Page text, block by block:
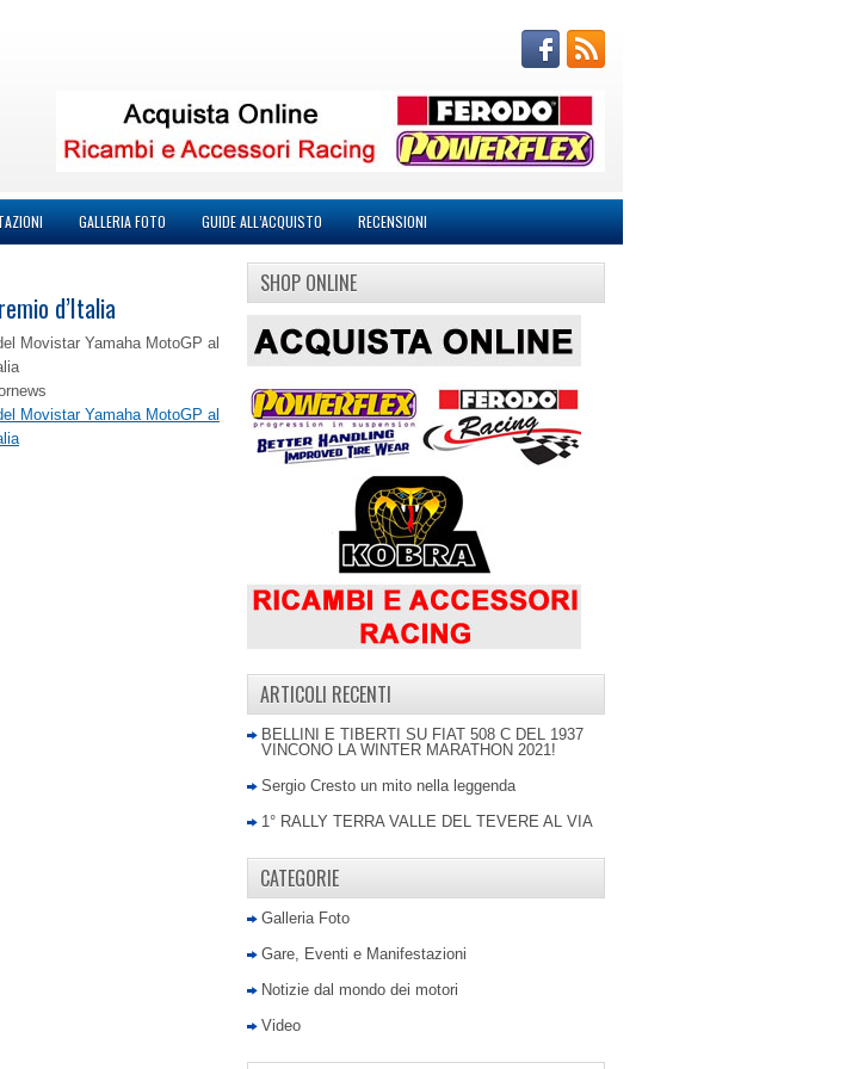
GALLERIA FOTO GUIDE ALL’ACQUISTO RECENSIONI
d’Italia
Movistar Yamaha MotoGP al
Movistar Yamaha MotoGP al
SHOP ONLINE
ARTICOLI RECENTI
BELLINI E TIBERTI SU FIAT 508 C DEL 1937
VINCONO LA WINTER MARATHON 2021!
Sergio Cresto un mito nella leggenda
1° RALLY TERRA VALLE DEL TEVERE AL VIA
CATEGORIE
Galleria Foto
Gare, Eventi e Manifestazioni
Notizie dal mondo dei motori
Video